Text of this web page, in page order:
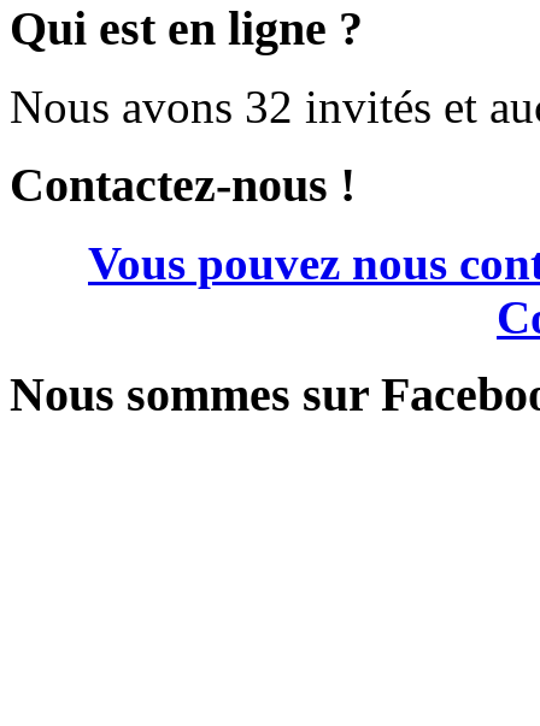
Qui est en ligne ?
Nous avons 32 invités et
Contactez-nous !
Vous pouvez nous
Nous sommes sur